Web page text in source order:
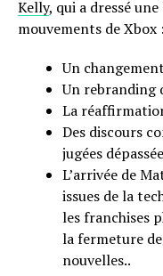
Kelly, qui a dressé
mouvements de Xbox :
Un
Un rebranding
La
Des discours
jugées
L’arrivée de
issues de la
les franchises
la fermeture
nouvelles..